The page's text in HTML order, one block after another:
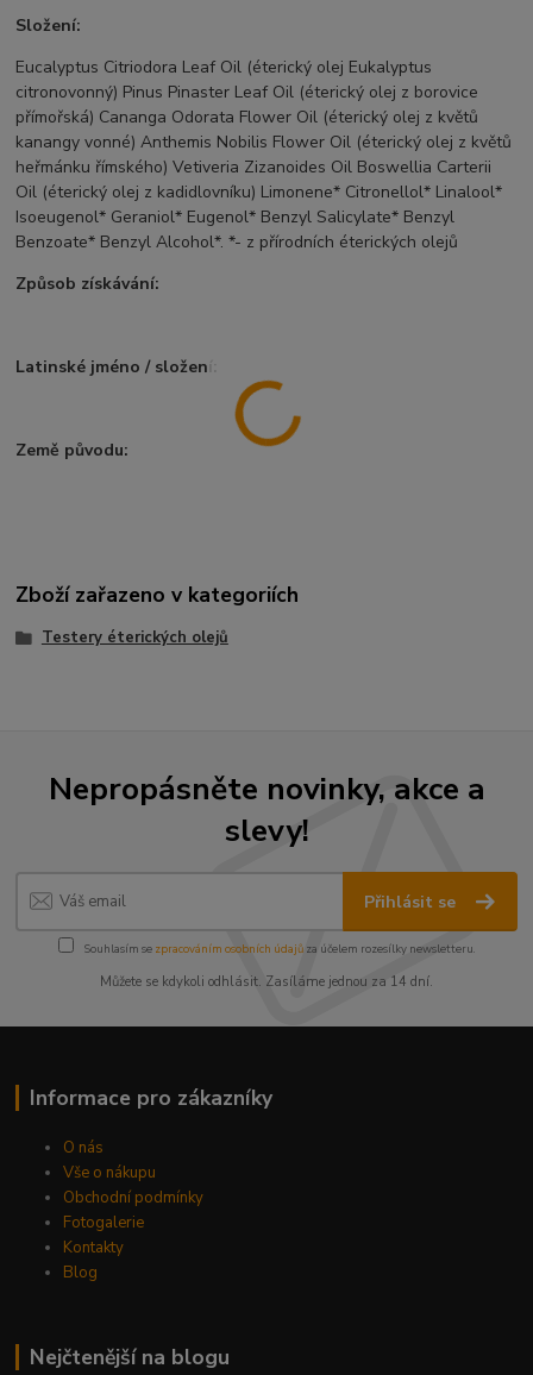
Složení:
Eucalyptus Citriodora Leaf Oil (éterický olej Eukalyptus
citronovonný) Pinus Pinaster Leaf Oil (éterický olej z borovice
přímořská) Cananga Odorata Flower Oil (éterický olej z květů
kanangy vonné) Anthemis Nobilis Flower Oil (éterický olej z květů
heřmánku římského) Vetiveria Zizanoides Oil Boswellia Carterii
Oil (éterický olej z kadidlovníku) Limonene* Citronellol* Linalool*
Isoeugenol* Geraniol* Eugenol* Benzyl Salicylate* Benzyl
Benzoate* Benzyl Alcohol*. *- z přírodních éterických olejů
Způsob získávání:
Latinské jméno / složení:
Země původu:
Zboží zařazeno v kategoriích
Testery éterických olejů
Nepropásněte novinky, akce a
slevy!
Přihlásit se
Souhlasím se zpracováním osobních údajůza účelem rozesílky newsletteru.
Můžete se kdykoli odhlásit. Zasíláme jednou za 14 dní.
Informace pro zákazníky
O nás
Vše o nákupu
Obchodní podmínky
Fotogalerie
Kontakty
Blog
Nejčtenější na blogu